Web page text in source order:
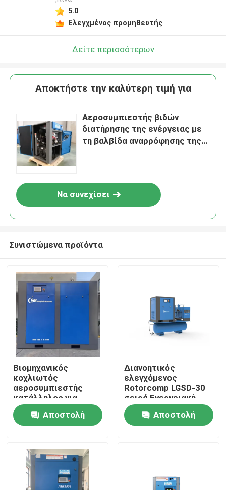
Σπίτι
Προϊόντα
Βίντεο
5.0
Ελεγχμένος προμηθευτής
Δείτε περισσότερων
Αποκτήστε την καλύτερη τιμή για
Αεροσυμπιεστής βιδών
διατήρησης της ενέργειας με
τη βαλβίδα αναρρόφησης της
Να συνεχίσει
Συνιστώμενα προϊόντα
Βιομηχανικός
κοχλιωτός
αεροσυμπιεστής
κατάλληλος για
συνεργείο
Αποστολή
Διανοητικός
ελεγχόμενος
Rotorcomp LGSD-30
σειρά Ενεργειακή
εξοικονόμηση
περιστροφικό
αεροστρόβιλο
Αποστολή